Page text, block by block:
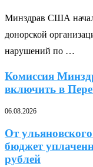
Минздрав США
донорской
нарушений по …
Комиссия
включить в
06.08.2026
От
бюджет
рублей